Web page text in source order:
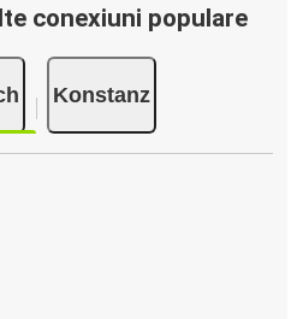
a unui bilet pe ruta Zurich-
numerar la bordul autocarelor
vânzare.
conexiuni populare
Konstanz